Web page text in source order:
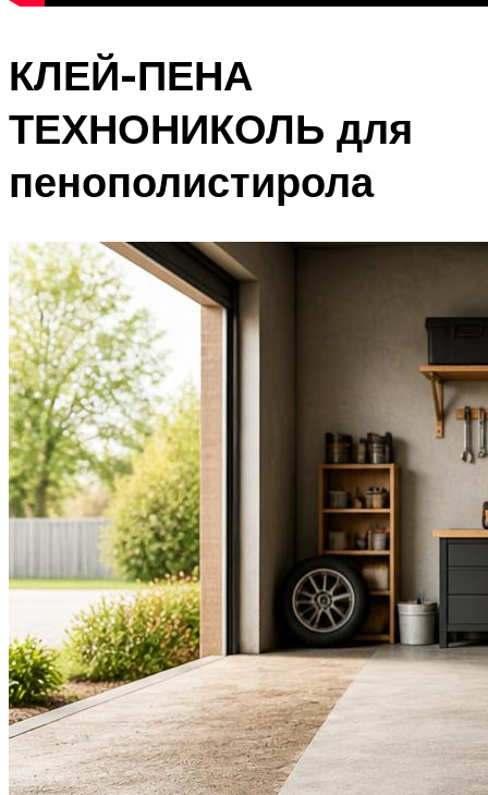
КЛЕЙ-ПЕНА
ТЕХНОНИКОЛЬ для
пенополистирола